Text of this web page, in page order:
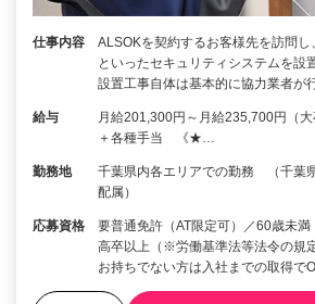
仕事内容
ALSOKを契約するお客様先を訪問
といったセキュリティシステムを設
設置工事自体は基本的に協力業者が
給与
月給201,300円～月給235,700円（大
＋各種手当 《★…
勤務地
千葉県内各エリアでの勤務 （千葉
配属）
応募資格
要普通免許（AT限定可）／60歳未
高卒以上（※労働基準法等法令の規
お持ちでない方は入社までの取得で